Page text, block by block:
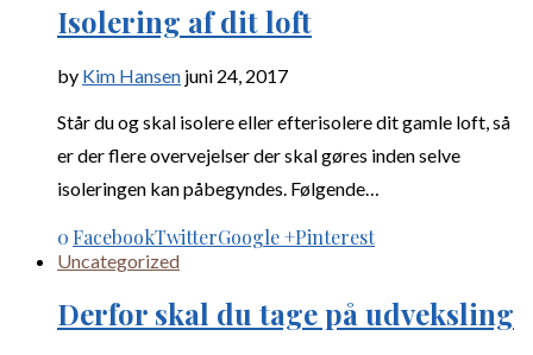
Isolering af dit loft
by Kim Hansen juni 24, 2017
Står du og skal isolere eller efterisolere dit gamle loft, så
er der flere overvejelser der skal gøres inden selve
isoleringen kan påbegyndes. Følgende…
0FacebookTwitterGoogle +Pinterest
Uncategorized
Derfor skal du tage på udveksling